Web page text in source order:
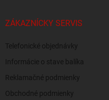
ZÁKAZNÍCKY SERVIS
Telefonické objednávky
Informácie o stave balíka
Reklamačné podmienky
Obchodné podmienky